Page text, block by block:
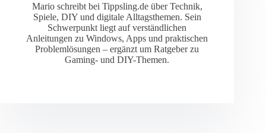
Mario schreibt bei Tippsling.de über Technik,
Spiele, DIY und digitale Alltagsthemen. Sein
Schwerpunkt liegt auf verständlichen
Anleitungen zu Windows, Apps und praktischen
Problemlösungen – ergänzt um Ratgeber zu
Gaming- und DIY-Themen.